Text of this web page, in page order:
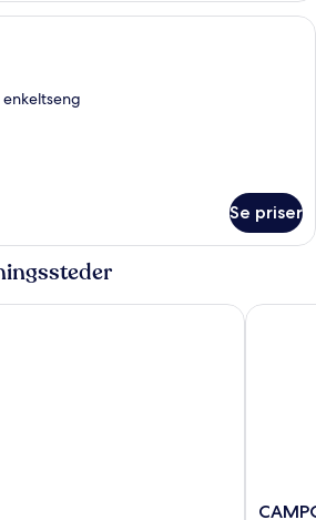
Minibar, pengeskab på værelset,
enkeltseng
Se priser